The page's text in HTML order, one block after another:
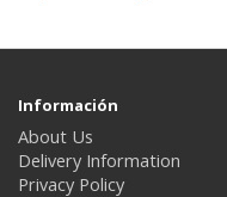
Información
About Us
Delivery Information
Privacy Policy